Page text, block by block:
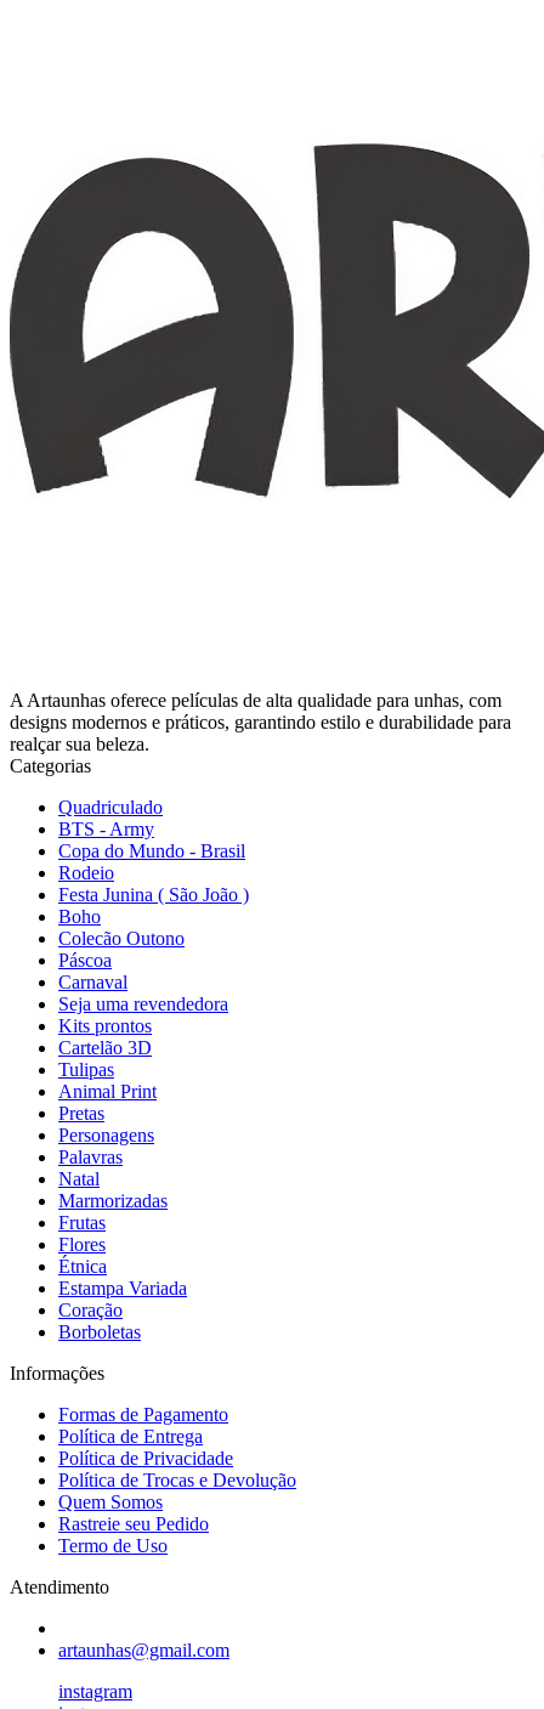
A Artaunhas oferece películas de alta qualidade para unhas, com
designs modernos e práticos, garantindo estilo e durabilidade para
realçar sua beleza.
Categorias
Quadriculado
BTS - Army
Copa do Mundo - Brasil
Rodeio
Festa Junina ( São João )
Boho
Colecão Outono
Páscoa
Carnaval
Seja uma revendedora
Kits prontos
Cartelão 3D
Tulipas
Animal Print
Pretas
Personagens
Palavras
Natal
Marmorizadas
Frutas
Flores
Étnica
Estampa Variada
Coração
Borboletas
Informações
Formas de Pagamento
Política de Entrega
Política de Privacidade
Política de Trocas e Devolução
Quem Somos
Rastreie seu Pedido
Termo de Uso
Atendimento
artaunhas@gmail.com
instagram